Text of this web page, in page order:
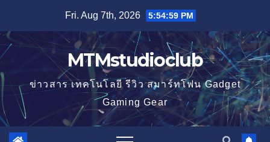
content
Fri. Aug 7th, 2026 5:54:59 PM
MTMstudioclub
ข่าวสาร เทคโนโลยี รีวิว สมาร์ทโฟน Gadget
Gaming Gear